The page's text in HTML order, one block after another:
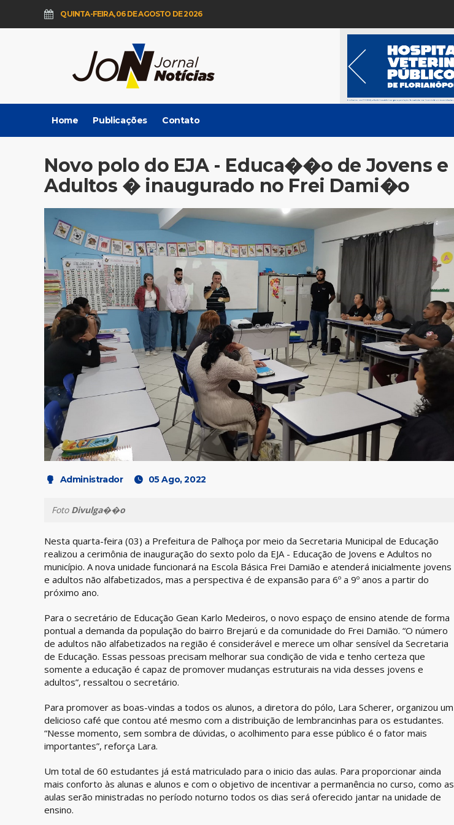
QUINTA-FEIRA, 06 DE AGOSTO DE 2026
Home Publicações Contato
Novo polo do EJA - Educa��o de Jovens e
Adultos � inaugurado no Frei Dami�o
Administrador 05 Ago, 2022
Foto Divulga��o
Nesta quarta-feira (03) a Prefeitura de Palhoça por meio da Secretaria Municipal de Educação
realizou a cerimônia de inauguração do sexto polo da EJA - Educação de Jovens e Adultos no
município. A nova unidade funcionará na Escola Básica Frei Damião e atenderá inicialmente jovens
e adultos não alfabetizados, mas a perspectiva é de expansão para 6º a 9º anos a partir do
próximo ano.
Para o secretário de Educação Gean Karlo Medeiros, o novo espaço de ensino atende de forma
pontual a demanda da população do bairro Brejarú e da comunidade do Frei Damião. “O número
de adultos não alfabetizados na região é considerável e merece um olhar sensível da Secretaria
de Educação. Essas pessoas precisam melhorar sua condição de vida e tenho certeza que
somente a educação é capaz de promover mudanças estruturais na vida desses jovens e
adultos”, ressaltou o secretário.
Para promover as boas-vindas a todos os alunos, a diretora do pólo, Lara Scherer, organizou um
delicioso café que contou até mesmo com a distribuição de lembrancinhas para os estudantes.
“Nesse momento, sem sombra de dúvidas, o acolhimento para esse público é o fator mais
importantes”, reforça Lara.
Um total de 60 estudantes já está matriculado para o inicio das aulas. Para proporcionar ainda
mais conforto às alunas e alunos e com o objetivo de incentivar a permanência no curso, como as
aulas serão ministradas no período noturno todos os dias será oferecido jantar na unidade de
ensino.